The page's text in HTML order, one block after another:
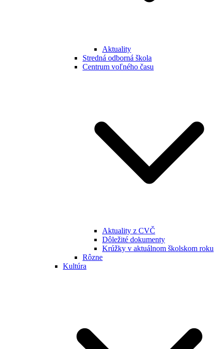
Aktuality
Stredná odborná škola
Centrum voľného času
Aktuality z CVČ
Dôležité dokumenty
Krúžky v aktuálnom školskom roku
Rôzne
Kultúra